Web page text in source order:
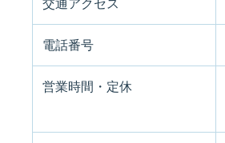
電話番号
営業時間・定休